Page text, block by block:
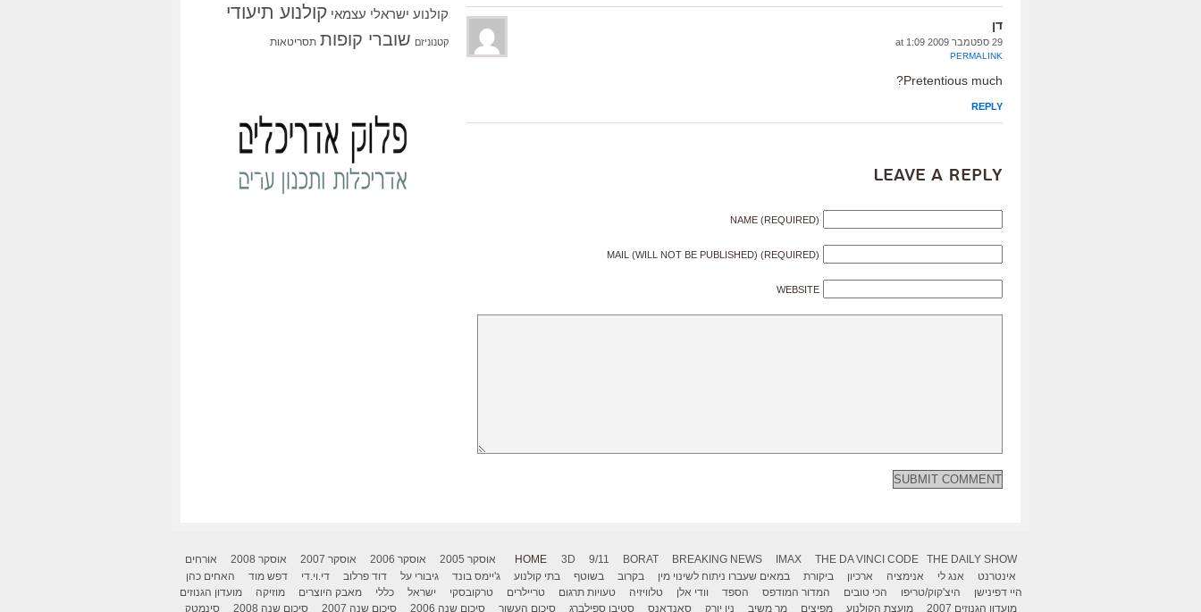
דן
29 ספטמבר 2009 at 1:09
PERMALINK
Pretentious much?
REPLY
Leave a Reply
NAME (REQUIRED)
MAIL (WILL NOT BE PUBLISHED) (REQUIRED)
WEBSITE
קולנוע ישראלי עצמאי קולנוע תיעודי
קטנוניזם שוברי קופות תסריטאות
HOME 3D 9/11 BORAT BREAKING NEWS IMAX THE DA VINCI CODE THE DAILY SHOW אוסקר 2005 אוסקר 2006 אוסקר 2007 אוסקר 2008
אורחים
אינטרנט
אנג לי אנימציה ארכיון ביקורת במאים שעברו ניתוח לשינוי מין בקרוב בשוטף בתי קולנוע ג'יימס בונד גיבורי על דוד פרלוב די.וי.די דפש מוד
האחים כהן
היי דפינישן
היצ'קוק/טריפו הכי טובים המדור המודפס הספד וודי אלן טלוויזיה טעויות תרגום טריילרים טרקובסקי ישראל כללי מאבק היוצרים מוזיקה
מועדון הגנוזים
מועדון הגנוזים 2007
מועצת הקולנוע מפיצים מר משיב ניו יורק סאנדאנס סטיבן ספילברג סיכום העשור סיכום שנה 2006 סיכום שנה 2007 סיכום שנה 2008 סינמטק